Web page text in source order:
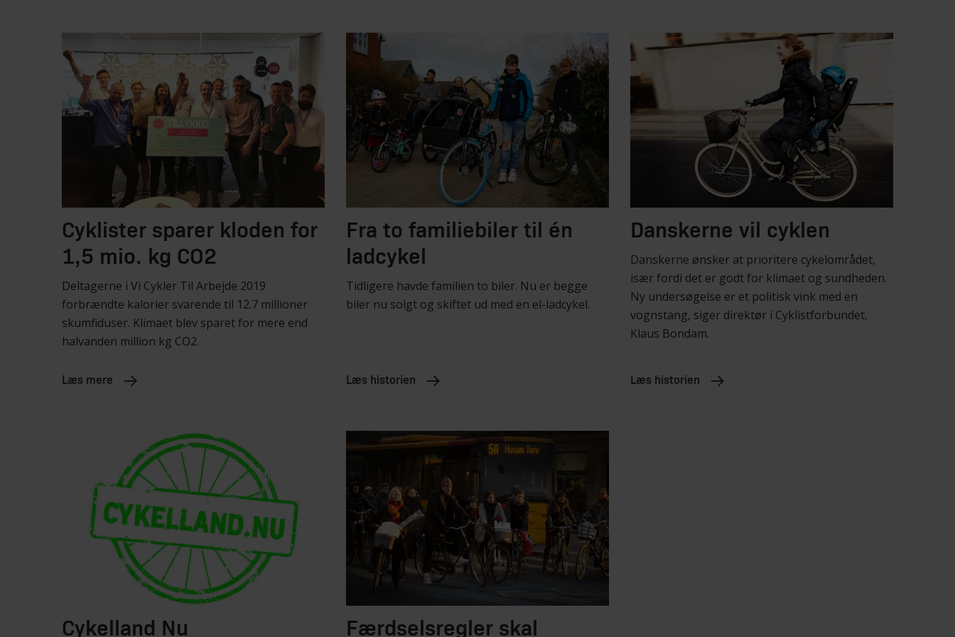
Cyklister sparer kloden for
1,5 mio. kg CO2
Deltagerne i Vi Cykler Til Arbejde 2019
forbrændte kalorier svarende til 12.7 millioner
skumfiduser. Klimaet blev sparet for mere end
halvanden million kg CO2.
Læs mere
Fra to familiebiler til én
ladcykel
Tidligere havde familien to biler. Nu er begge
biler nu solgt og skiftet ud med en el-ladcykel.
Læs historien
Danskerne vil cyklen
Danskerne ønsker at prioritere cykelområdet,
især fordi det er godt for klimaet og sundheden.
Ny undersøgelse er et politisk vink med en
vognstang, siger direktør i Cyklistforbundet,
Klaus Bondam.
Læs historien
Cykelland Nu Færdselsregler skal